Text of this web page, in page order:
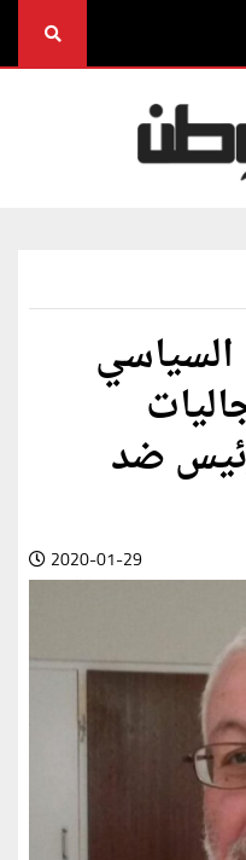
السياسي
ضد
2020-01-29